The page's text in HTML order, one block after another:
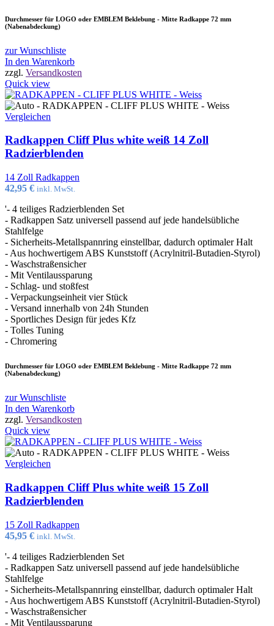
Durchmesser für LOGO oder EMBLEM Beklebung - Mitte Radkappe 72 mm
(Nabenabdeckung)
zur Wunschliste
In den Warenkorb
zzgl. Versandkosten
Quick view
Vergleichen
Radkappen Cliff Plus white weiß 14 Zoll
Radzierblenden
14 Zoll Radkappen
42,95 € inkl. MwSt.
'- 4 teiliges Radzierblenden Set
- Radkappen Satz universell passend auf jede handelsübliche
Stahlfelge
- Sicherheits-Metallspannring einstellbar, dadurch optimaler Halt
- Aus hochwertigem ABS Kunststoff (Acrylnitril-Butadien-Styrol)
- Waschstraßensicher
- Mit Ventilaussparung
- Schlag- und stoßfest
- Verpackungseinheit vier Stück
- Versand innerhalb von 24h Stunden
- Sportliches Design für jedes Kfz
- Tolles Tuning
- Chromering
Durchmesser für LOGO oder EMBLEM Beklebung - Mitte Radkappe 72 mm
(Nabenabdeckung)
zur Wunschliste
In den Warenkorb
zzgl. Versandkosten
Quick view
Vergleichen
Radkappen Cliff Plus white weiß 15 Zoll
Radzierblenden
15 Zoll Radkappen
45,95 € inkl. MwSt.
'- 4 teiliges Radzierblenden Set
- Radkappen Satz universell passend auf jede handelsübliche
Stahlfelge
- Sicherheits-Metallspannring einstellbar, dadurch optimaler Halt
- Aus hochwertigem ABS Kunststoff (Acrylnitril-Butadien-Styrol)
- Waschstraßensicher
- Mit Ventilaussparung